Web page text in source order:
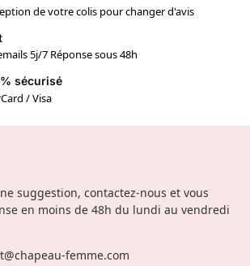
de votre colis pour changer d'avis
5j/7 Réponse sous 48h
sécurisé
/ Visa
suggestion, contactez-nous et vous
en moins de 48h du lundi au vendredi
femme.com